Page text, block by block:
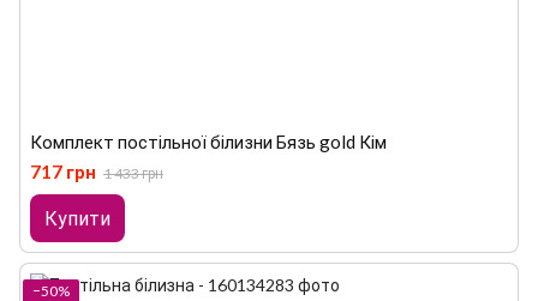
Комплект постільної білизни Бязь gold Кім
717 грн 1 433 грн
Купити
−50%